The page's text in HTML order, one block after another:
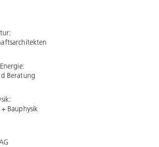
Beratung
Bauphysik